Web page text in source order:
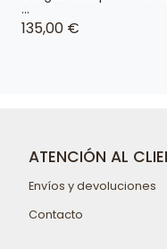
...
135,00 €
ATENCIÓN AL
Envíos y devoluciones
Contacto